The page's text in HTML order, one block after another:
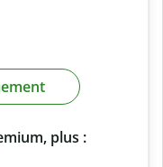
plus :